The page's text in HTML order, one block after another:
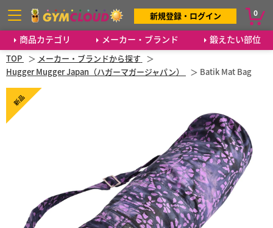
商品カテゴリ メーカー・ブランド 鍛えたい部位
新規登録・ログイン 0
TOP
メーカー・ブランドから探す
Hugger Mugger Japan（ハガーマガージャパン）
Batik Mat Bag
新品